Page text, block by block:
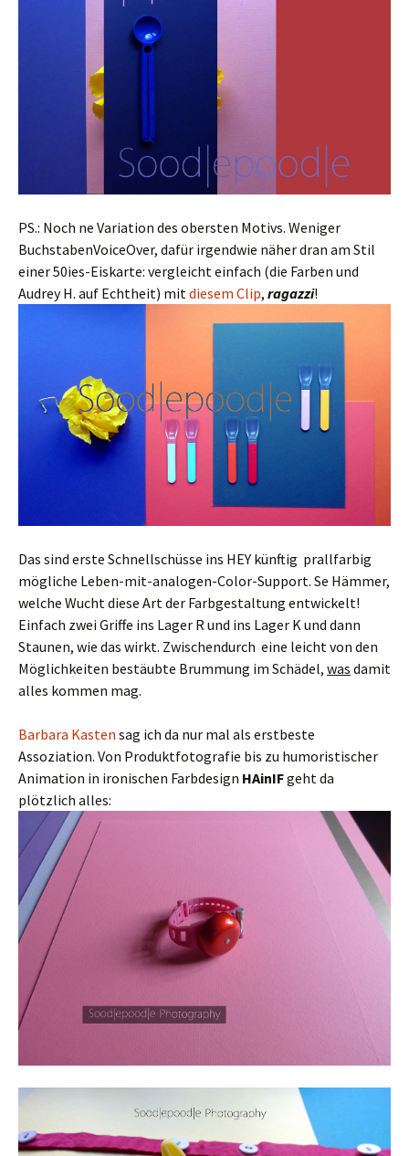
PS.: Noch ne Variation des obersten Motivs. Weniger
BuchstabenVoiceOver, dafür irgendwie näher dran am Stil
einer 50ies-Eiskarte: vergleicht einfach (die Farben und
Audrey H. auf Echtheit) mit diesem Clip, ragazzi!
Das sind erste Schnellschüsse ins HEY künftig prallfarbig
mögliche Leben-mit-analogen-Color-Support. Se Hämmer,
welche Wucht diese Art der Farbgestaltung entwickelt!
Einfach zwei Griffe ins Lager R und ins Lager K und dann
Staunen, wie das wirkt. Zwischendurch eine leicht von den
Möglichkeiten bestäubte Brummung im Schädel, was damit
alles kommen mag.
Barbara Kasten sag ich da nur mal als erstbeste
Assoziation. Von Produktfotografie bis zu humoristischer
Animation in ironischen Farbdesign HAinIFgeht da
plötzlich alles: